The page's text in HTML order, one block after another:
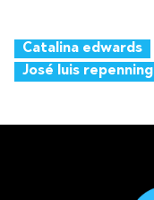
Catalina edwards
José luis repenning